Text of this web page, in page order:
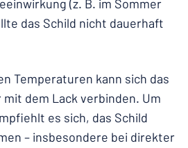
(z. B. im Sommer
das Schild nicht dauerhaft
Temperaturen kann sich das
dem Lack verbinden. Um
es sich, das Schild
– insbesondere bei direkter